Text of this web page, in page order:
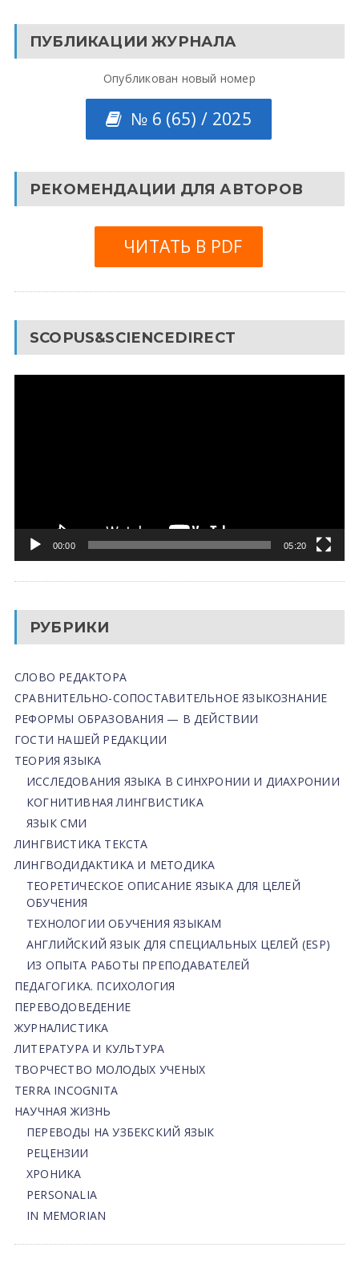
ПУБЛИКАЦИИ ЖУРНАЛА
Опубликован новый номер
№ 6 (65) / 2025
РЕКОМЕНДАЦИИ ДЛЯ АВТОРОВ
ЧИТАТЬ В PDF
SCOPUS&SCIENCEDIRECT
00:00 05:20
РУБРИКИ
СЛОВО РЕДАКТОРА
СРАВНИТЕЛЬНО-СОПОСТАВИТЕЛЬНОЕ ЯЗЫКОЗНАНИЕ
РЕФОРМЫ ОБРАЗОВАНИЯ — В ДЕЙСТВИИ
ГОСТИ НАШЕЙ РЕДАКЦИИ
ТЕОРИЯ ЯЗЫКА
ИССЛЕДОВАНИЯ ЯЗЫКА В СИНХРОНИИ И ДИАХРОНИИ
КОГНИТИВНАЯ ЛИНГВИСТИКА
ЯЗЫК СМИ
ЛИНГВИСТИКА ТЕКСТА
ЛИНГВОДИДАКТИКА И МЕТОДИКА
ТЕОРЕТИЧЕСКОЕ ОПИСАНИЕ ЯЗЫКА ДЛЯ ЦЕЛЕЙ
ОБУЧЕНИЯ
ТЕХНОЛОГИИ ОБУЧЕНИЯ ЯЗЫКАМ
АНГЛИЙСКИЙ ЯЗЫК ДЛЯ СПЕЦИАЛЬНЫХ ЦЕЛЕЙ (ESP)
ИЗ ОПЫТА РАБОТЫ ПРЕПОДАВАТЕЛЕЙ
ПЕДАГОГИКА. ПСИХОЛОГИЯ
ПЕРЕВОДОВЕДЕНИЕ
ЖУРНАЛИСТИКА
ЛИТЕРАТУРА И КУЛЬТУРА
ТВОРЧЕСТВО МОЛОДЫХ УЧЕНЫХ
TERRA INCOGNITA
НАУЧНАЯ ЖИЗНЬ
ПЕРЕВОДЫ НА УЗБЕКСКИЙ ЯЗЫК
РЕЦЕНЗИИ
ХРОНИКА
PERSONALIA
IN MEMORIAN